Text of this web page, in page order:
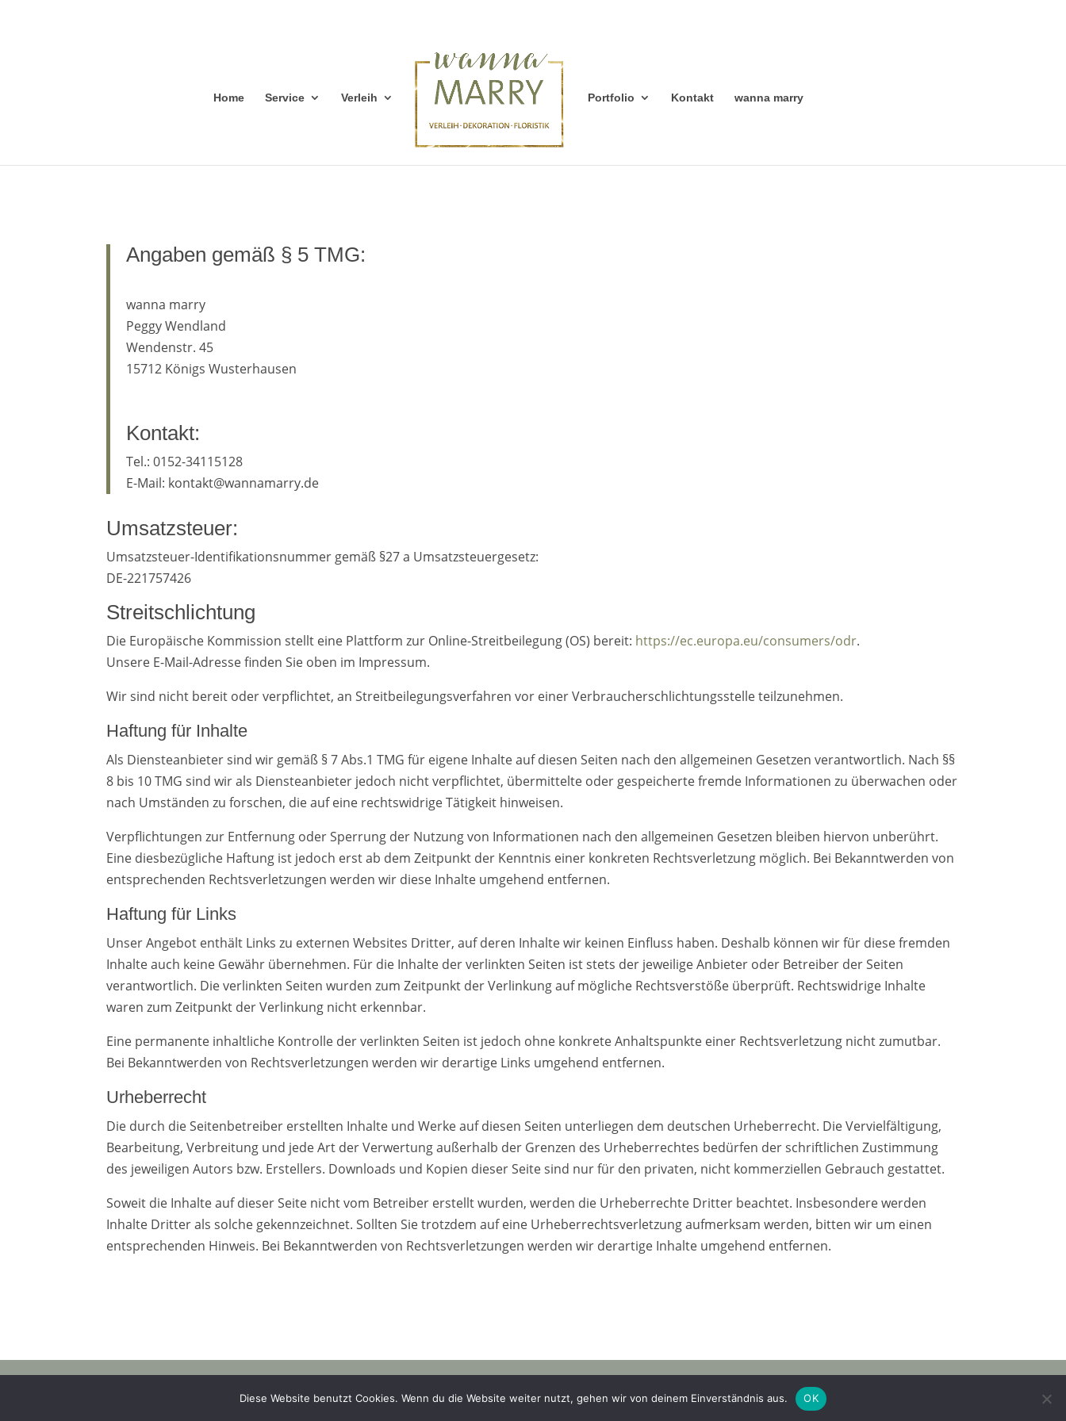
Home Service Verleih Portfolio Kontakt wanna marry
Angaben gemäß § 5 TMG:
wanna marry
Peggy Wendland
Wendenstr. 45
15712 Königs Wusterhausen
Kontakt:
Tel.: 0152-34115128
E-Mail: kontakt@wannamarry.de
Umsatzsteuer:
Umsatzsteuer-Identifikationsnummer gemäß §27 a Umsatzsteuergesetz:
DE-221757426
Streitschlichtung
Die Europäische Kommission stellt eine Plattform zur Online-Streitbeilegung (OS) bereit: https://ec.europa.eu/consumers/odr.
Unsere E-Mail-Adresse finden Sie oben im Impressum.
Wir sind nicht bereit oder verpflichtet, an Streitbeilegungsverfahren vor einer Verbraucherschlichtungsstelle teilzunehmen.
Haftung für Inhalte
Als Diensteanbieter sind wir gemäß § 7 Abs.1 TMG für eigene Inhalte auf diesen Seiten nach den allgemeinen Gesetzen verantwortlich. Nach §§
8 bis 10 TMG sind wir als Diensteanbieter jedoch nicht verpflichtet, übermittelte oder gespeicherte fremde Informationen zu überwachen oder
nach Umständen zu forschen, die auf eine rechtswidrige Tätigkeit hinweisen.
Verpflichtungen zur Entfernung oder Sperrung der Nutzung von Informationen nach den allgemeinen Gesetzen bleiben hiervon unberührt.
Eine diesbezügliche Haftung ist jedoch erst ab dem Zeitpunkt der Kenntnis einer konkreten Rechtsverletzung möglich. Bei Bekanntwerden von
entsprechenden Rechtsverletzungen werden wir diese Inhalte umgehend entfernen.
Haftung für Links
Unser Angebot enthält Links zu externen Websites Dritter, auf deren Inhalte wir keinen Einfluss haben. Deshalb können wir für diese fremden
Inhalte auch keine Gewähr übernehmen. Für die Inhalte der verlinkten Seiten ist stets der jeweilige Anbieter oder Betreiber der Seiten
verantwortlich. Die verlinkten Seiten wurden zum Zeitpunkt der Verlinkung auf mögliche Rechtsverstöße überprüft. Rechtswidrige Inhalte
waren zum Zeitpunkt der Verlinkung nicht erkennbar.
Eine permanente inhaltliche Kontrolle der verlinkten Seiten ist jedoch ohne konkrete Anhaltspunkte einer Rechtsverletzung nicht zumutbar.
Bei Bekanntwerden von Rechtsverletzungen werden wir derartige Links umgehend entfernen.
Urheberrecht
Die durch die Seitenbetreiber erstellten Inhalte und Werke auf diesen Seiten unterliegen dem deutschen Urheberrecht. Die Vervielfältigung,
Bearbeitung, Verbreitung und jede Art der Verwertung außerhalb der Grenzen des Urheberrechtes bedürfen der schriftlichen Zustimmung
des jeweiligen Autors bzw. Erstellers. Downloads und Kopien dieser Seite sind nur für den privaten, nicht kommerziellen Gebrauch gestattet.
Soweit die Inhalte auf dieser Seite nicht vom Betreiber erstellt wurden, werden die Urheberrechte Dritter beachtet. Insbesondere werden
Inhalte Dritter als solche gekennzeichnet. Sollten Sie trotzdem auf eine Urheberrechtsverletzung aufmerksam werden, bitten wir um einen
entsprechenden Hinweis. Bei Bekanntwerden von Rechtsverletzungen werden wir derartige Inhalte umgehend entfernen.
© 2023 wanna marry |Datenschutz|AGB |Widerruf|Impressum|
Diese Website benutzt Cookies. Wenn du die Website weiter nutzt, gehen wir von deinem Einverständnis aus. OK